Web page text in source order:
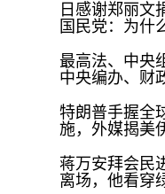
日感谢郑丽文
国民党：为什
最高法、中央
中央编办、财
特朗普手握全
施，外媒揭美
蒋万安拜会民
离场，他看穿